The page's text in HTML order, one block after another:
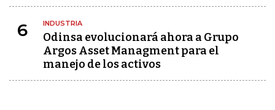
6 INDUSTRIA
Odinsa evolucionará ahora a Grupo
Argos Asset Managment para el
manejo de los activos